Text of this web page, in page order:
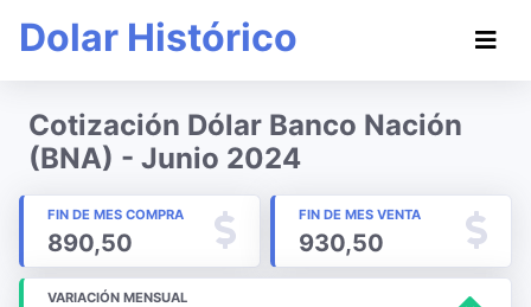
Dolar Histórico
Cotización Dólar Banco Nación
(BNA) - Junio 2024
FIN DE MES COMPRA
890,50
FIN DE MES VENTA
930,50
VARIACIÓN MENSUAL